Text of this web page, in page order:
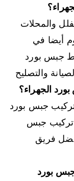
والمحلات
أيضا في
جبس بورد
والتصليح
الجهراء؟
تركيب جبس بورد
تركيب جبس
فريق
بورد